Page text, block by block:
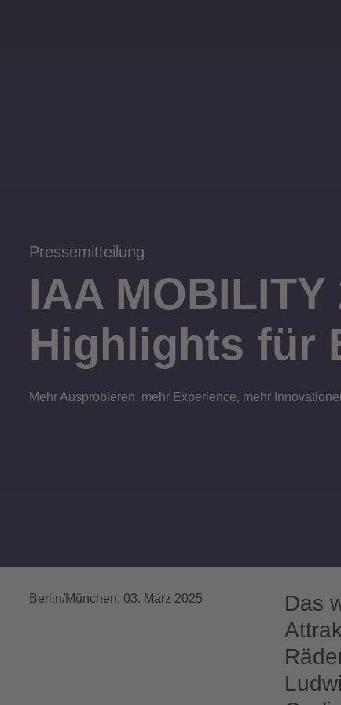
Pressemitteilung
IAA MOBILITY
Highlights für
Mehr Ausprobieren, mehr Experience, mehr
Berlin/München,03. März 2025
Das